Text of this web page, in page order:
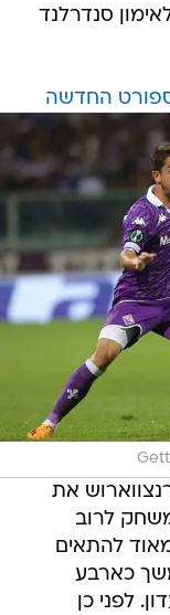
סנדרלנד
ספורט החדשה
את
אבו פאני. ההולנדי בן ה-51 משחק לרוב
מאוד להתאים
כארבע
לפני כן